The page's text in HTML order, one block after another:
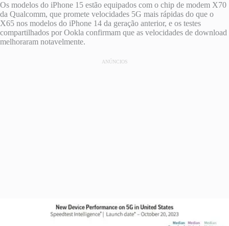
Os modelos do iPhone 15 estão equipados com o chip de modem X70
da Qualcomm, que promete velocidades 5G mais rápidas do que o
X65 nos modelos do iPhone 14 da geração anterior, e os testes
compartilhados por Ookla confirmam que as velocidades de download
melhoraram notavelmente.
ANÚNCIOS